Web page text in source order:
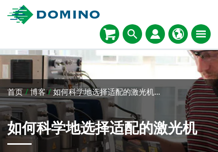
首页 /博客 /如何科学地选择适配的激光机...
如何科学地选择适配的激光机